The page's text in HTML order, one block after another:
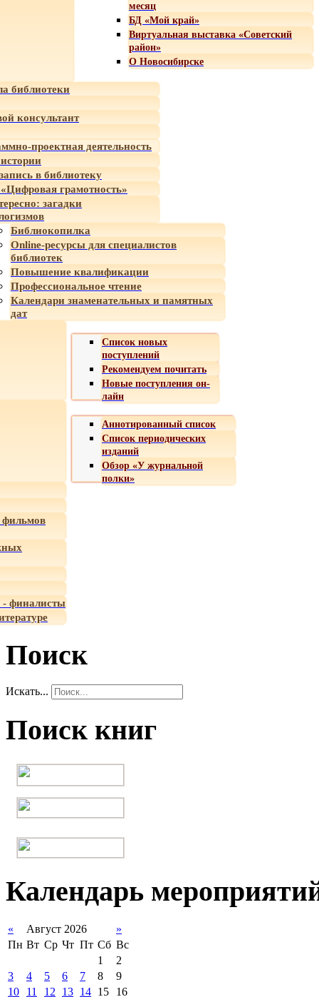
месяц
БД «Мой край»
Виртуальная выставка «Советский
район»
О Новосибирске
библиотеки
консультант
проектная деятельность
в библиотеку
грамотность»
загадки
Библиокопилка
Online-ресурсы для специалистов
библиотек
Повышение квалификации
Профессиональное чтение
Календари знаменательных и памятных
дат
Список новых
поступлений
Рекомендуем почитать
Новые поступления он-
лайн
Аннотированный список
Список периодических
изданий
Обзор «У журнальной
полки»
- финалисты
Поиск
Искать...
Поиск книг
Календарь
« Август 2026
»
Пн Вт Ср Чт Пт Сб Вс
1
2
3
4 5 6 7 8
9
10
11 12 13 14 15 16